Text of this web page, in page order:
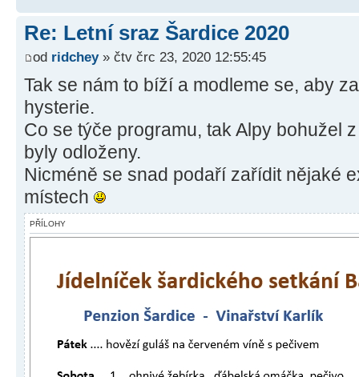
Re: Letní sraz Šardice 2020
od ridchey» čtv črc 23, 2020 12:55:45
Tak se nám to bíží a modleme se, aby
hysterie.
Co se týče programu, tak Alpy bohužel
byly odloženy.
Nicméně se snad podaří zařídit nějaké
místech
PŘÍLOHY